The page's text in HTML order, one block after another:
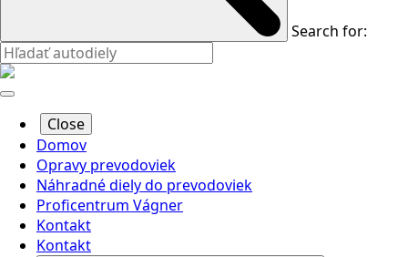
Search for:
Close
Domov
Opravy prevodoviek
Náhradné diely do prevodoviek
Proficentrum Vágner
Kontakt
Kontakt